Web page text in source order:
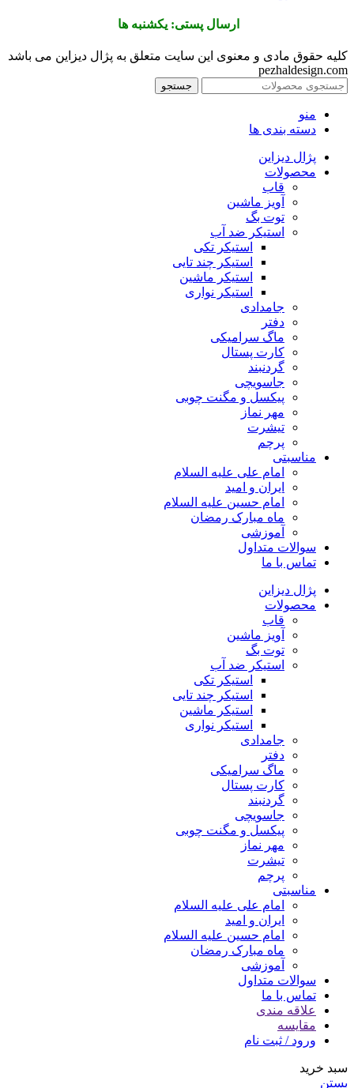
ارسال پستی: یکشنبه ها
کلیه حقوق مادی و معنوی این سایت متعلق به پژال دیزاین می باشد
pezhaldesign.com
جستجو
منو
دسته بندی ها
پژال دیزاین
محصولات
قاب
آویز ماشین
توت بگ
استیکر ضد آب
استیکر تکی
استیکر چند تایی
استیکر ماشین
استیکر نواری
جامدادی
دفتر
ماگ سرامیکی
کارت پستال
گردنبند
جاسویچی
پیکسل و مگنت چوبی
مهر نماز
تیشرت
پرچم
مناسبتی
امام علی علیه السلام
ایران و امید
امام حسین علیه السلام
ماه مبارک رمضان
آموزشی
سوالات متداول
تماس با ما
پژال دیزاین
محصولات
قاب
آویز ماشین
توت بگ
استیکر ضد آب
استیکر تکی
استیکر چند تایی
استیکر ماشین
استیکر نواری
جامدادی
دفتر
ماگ سرامیکی
کارت پستال
گردنبند
جاسویچی
پیکسل و مگنت چوبی
مهر نماز
تیشرت
پرچم
مناسبتی
امام علی علیه السلام
ایران و امید
امام حسین علیه السلام
ماه مبارک رمضان
آموزشی
سوالات متداول
تماس با ما
علاقه مندی
مقایسه
ورود / ثبت نام
سبد خرید
بستن